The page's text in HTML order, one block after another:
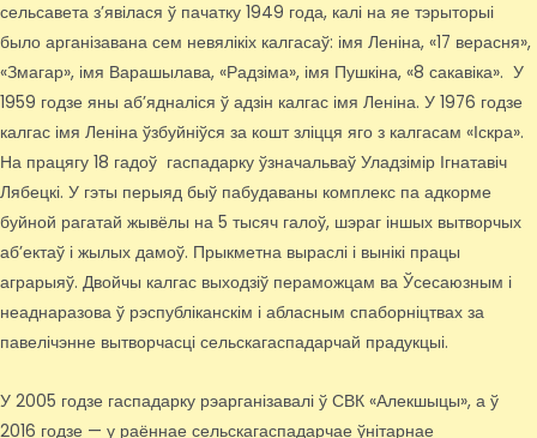
сельсавета з’явілася ў пачатку 1949 года, калі на яе тэрыторыі
было арганізавана сем невялікіх калгасаў: імя Леніна, «17 верасня»,
«Змагар», імя Варашылава, «Радзіма», імя Пушкіна, «8 сакавіка». У
1959 годзе яны аб’ядналіся ў адзін калгас імя Леніна. У 1976 годзе
калгас імя Леніна ўзбуйніўся за кошт зліцця яго з калгасам «Іскра».
На працягу 18 гадоў гаспадарку ўзначальваў Уладзімір Ігнатавіч
Лябецкі. У гэты перыяд быў пабудаваны комплекс па адкорме
буйной рагатай жывёлы на 5 тысяч галоў, шэраг іншых вытворчых
аб’ектаў і жылых дамоў. Прыкметна выраслі і вынікі працы
аграрыяў. Двойчы калгас выходзіў пераможцам ва Ўсесаюзным і
неаднаразова ў рэспубліканскім і абласным спаборніцтвах за
павелічэнне вытворчасці сельскагаспадарчай прадукцыі.
У 2005 годзе гаспадарку рэарганізавалі ў СВК «Алекшыцы», а ў
2016 годзе — у раённае сельскагаспадарчае ўнітарнае